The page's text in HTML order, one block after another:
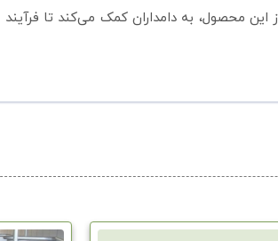
محصول، به دامداران کمک می‌کند تا